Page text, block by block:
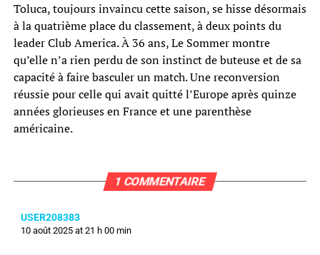
Toluca, toujours invaincu cette saison, se hisse désormais
à la quatrième place du classement, à deux points du
leader Club America. À 36 ans, Le Sommer montre
qu’elle n’a rien perdu de son instinct de buteuse et de sa
capacité à faire basculer un match. Une reconversion
réussie pour celle qui avait quitté l’Europe après quinze
années glorieuses en France et une parenthèse
américaine.
1 COMMENTAIRE
USER208383
10 août 2025 at 21 h 00 min